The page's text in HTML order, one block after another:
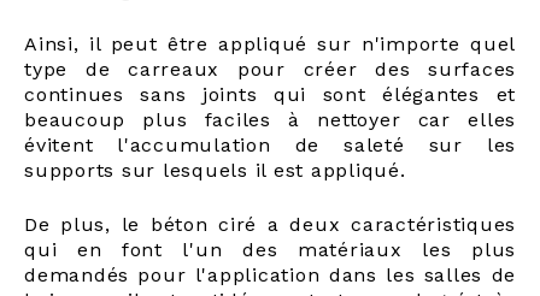
Ainsi, il peut être appliqué sur n'importe quel
type de carreaux pour créer des surfaces
continues sans joints qui sont élégantes et
beaucoup plus faciles à nettoyer car elles
évitent l'accumulation de saleté sur les
supports sur lesquels il est appliqué.
De plus, le béton ciré a deux caractéristiques
qui en font l'un des matériaux les plus
demandés pour l'application dans les salles de